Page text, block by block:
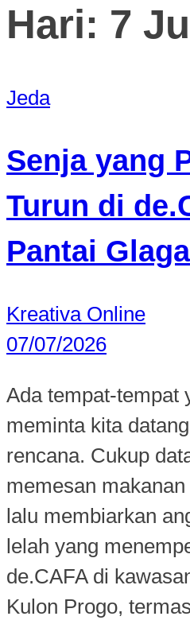
Hari: 7
Jeda
Senja yang
Turun di
Pantai
Kreativa Online
07/07/2026
Ada tempat-tempat
meminta kita
rencana. Cukup
memesan
lalu membiarkan
lelah yang
de.CAFA di
Kulon Progo,